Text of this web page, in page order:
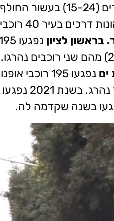
בעיר 40 רוכבים צעירים,
בראשון לציון
צעירים.
ים
בשנה שקדמה לה.